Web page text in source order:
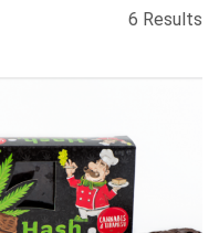
6 Results